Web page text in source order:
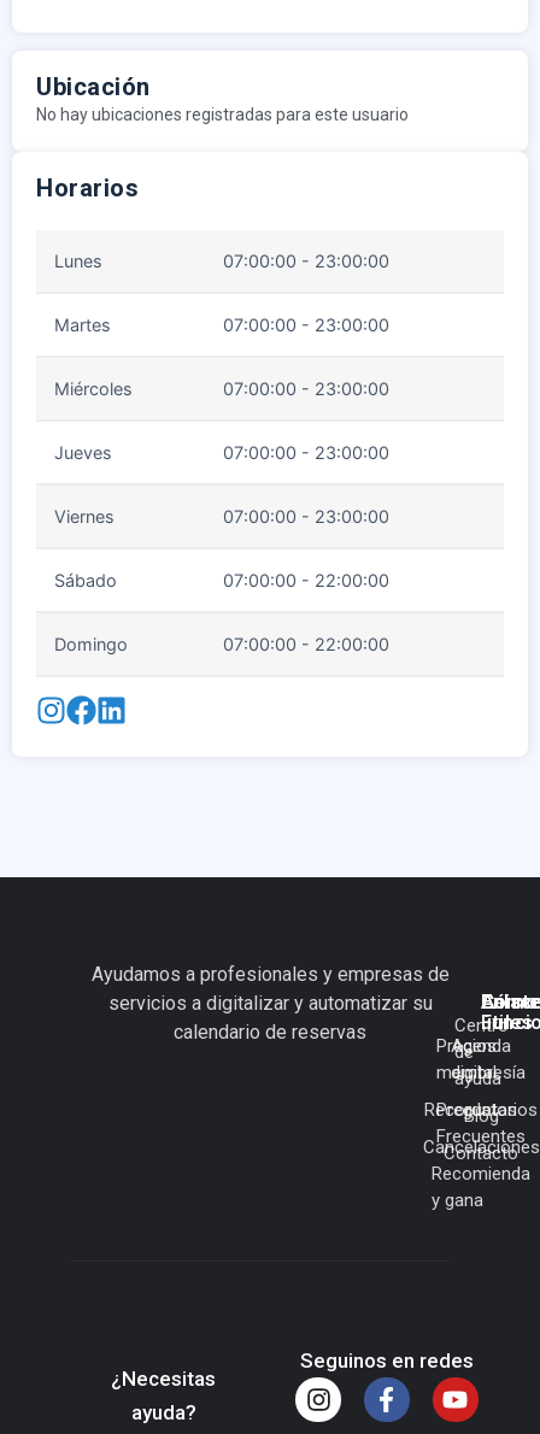
Ubicación
No hay ubicaciones registradas para este usuario
Horarios
Lunes 07:00:00 - 23:00:00
Martes 07:00:00 - 23:00:00
Miércoles 07:00:00 - 23:00:00
Jueves 07:00:00 - 23:00:00
Viernes 07:00:00 - 23:00:00
Sábado 07:00:00 - 22:00:00
Domingo 07:00:00 - 22:00:00
Ayudamos a profesionales y empresas de
servicios a digitalizar y automatizar su
calendario de reservas
Cómo
Agenda
digital
Recordatorios
Cancelaciones
útiles
Precios
membresía
Preguntas
Frecuentes
Recomienda
y gana
Centro
de
ayuda
Blog
Contacto
¿Necesitas
ayuda?
Seguinos en redes